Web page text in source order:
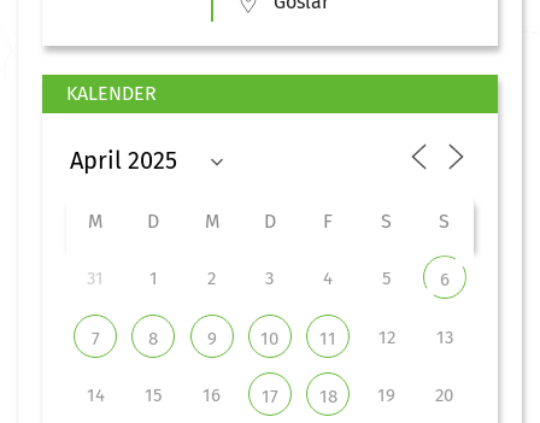
KALENDER
M D M D F S S
31 1 2 3 4 5 6
7 8 9 10 11 12 13
14 15 16 17 18 19 20